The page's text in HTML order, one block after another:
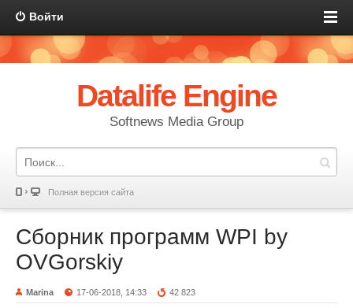
Войти
Datalife Engine
Softnews Media Group
Полная версия сайта
Сборник программ WPI by
OVGorskiy
Marina 17-06-2018, 14:33 42 823